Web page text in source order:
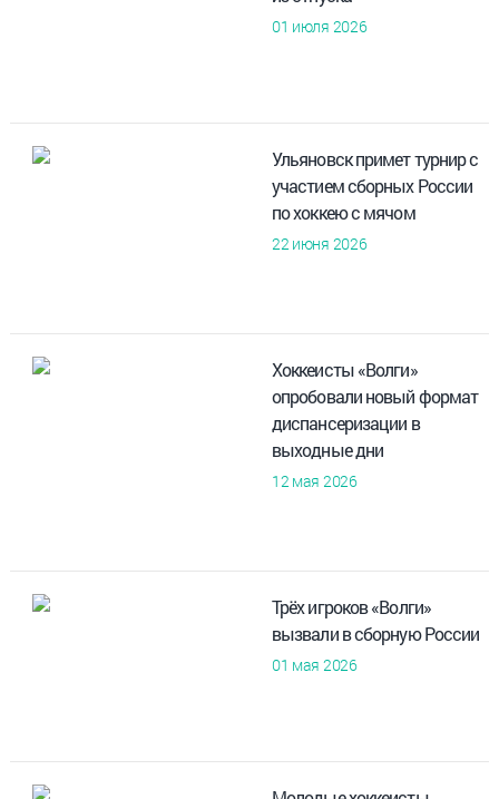
01 июля 2026
Ульяновск примет турнир с
участием сборных России
по хоккею с мячом
22 июня 2026
Хоккеисты «Волги»
опробовали новый формат
диспансеризации в
выходные дни
12 мая 2026
Трёх игроков «Волги»
вызвали в сборную России
01 мая 2026